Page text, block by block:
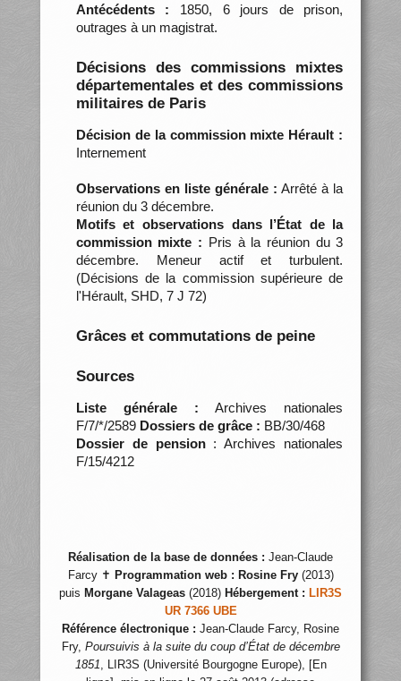
Antécédents : 1850, 6 jours de prison,
outrages à un magistrat.
Décisions des commissions mixtes
départementales et des commissions
militaires de Paris
Décision de la commission mixte Hérault :
Internement
Observations en liste générale : Arrêté à la
réunion du 3 décembre.
Motifs et observations dans l’État de la
commission mixte : Pris à la réunion du 3
décembre. Meneur actif et turbulent.
(Décisions de la commission supérieure de
l'Hérault, SHD, 7 J 72)
Grâces et commutations de peine
Sources
Liste générale : Archives nationales
F/7/*/2589 Dossiers de grâce : BB/30/468
Dossier de pension: Archives nationales
F/15/4212
Réalisation de la base de données : Jean-Claude
Farcy ✝ Programmation web : Rosine Fry(2013)
puis Morgane Valageas (2018) Hébergement : LIR3S
UR 7366 UBE
Référence électronique : Jean-Claude Farcy, Rosine
Fry, Poursuivis à la suite du coup d’État de décembre
1851, LIR3S (Université Bourgogne Europe), [En